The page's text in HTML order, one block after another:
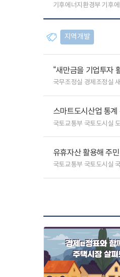
기후에너지환경부 기후
지역개발
“새만금을 기업투자
국무조정실 경제조정실
스마트도시산업 통
국토교통부 국토도시실
유휴자산 활용해 주
국토교통부 국토도시실